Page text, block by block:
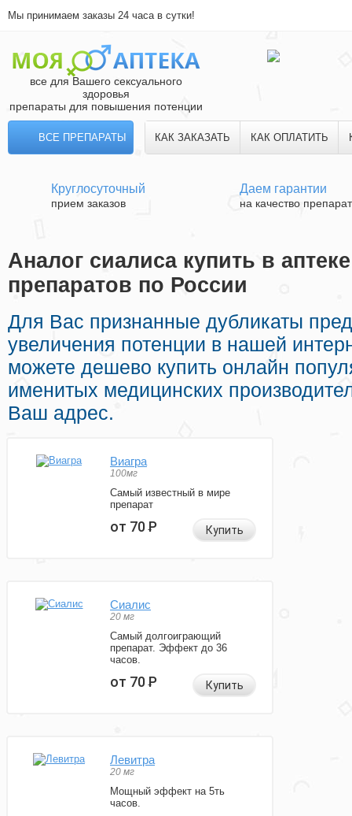
Мы принимаем заказы 24 часа в сутки!
все для Вашего сексуального
здоровья
препараты для повышения потенции
ВСЕ ПРЕПАРАТЫ КАК ЗАКАЗАТЬ КАК ОПЛАТИТЬ
Круглосуточный
прием заказов
Даем гарантии
на качество
Аналог сиалиса купить в
препаратов по России
Для Вас признанные дубликаты
увеличения потенции в нашей
можете дешево купить онлайн
именитых медицинских
Ваш адрес.
Виагра
100мг
Самый известный в мире
препарат
от 70Р Купить
Сиалис
20 мг
Самый долгоиграющий
препарат. Эффект до 36
часов.
от 70Р Купить
Левитра
20 мг
Мощный эффект на 5ть
часов.